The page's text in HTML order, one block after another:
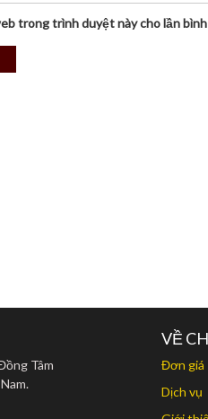
trong trình duyệt này cho lần
Tâm
VỀ
Đơn giá
Dịch vụ